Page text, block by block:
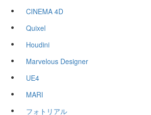
CINEMA 4D
Quixel
Houdini
Marvelous Designer
UE4
MARI
フォトリアル